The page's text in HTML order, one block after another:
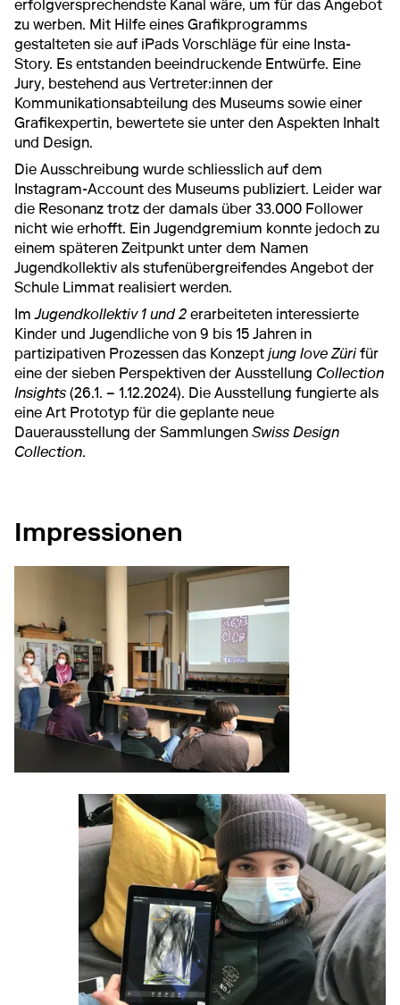
erfolgversprechendste Kanal wäre, um für das Angebot
zu werben. Mit Hilfe eines Grafikprogramms
gestalteten sie auf iPads Vorschläge für eine Insta-
Story. Es entstanden beeindruckende Entwürfe. Eine
Jury, bestehend aus Vertreter:innen der
Kommunikationsabteilung des Museums sowie einer
Grafikexpertin, bewertete sie unter den Aspekten Inhalt
und Design.
Die Ausschreibung wurde schliesslich auf dem
Instagram-Account des Museums publiziert. Leider war
die Resonanz trotz der damals über 33.000 Follower
nicht wie erhofft. Ein Jugendgremium konnte jedoch zu
einem späteren Zeitpunkt unter dem Namen
Jugendkollektiv als stufenübergreifendes Angebot der
Schule Limmat realisiert werden.
ImJugendkollektiv 1 und 2 erarbeiteten interessierte
Kinder und Jugendliche von 9 bis 15 Jahren in
partizipativen Prozessen das Konzept jung love Züri für
eine der sieben Perspektiven der Ausstellung Collection
Insights (26.1. – 1.12.2024). Die Ausstellung fungierte als
eine Art Prototyp für die geplante neue
Dauerausstellung der Sammlungen Swiss Design
Collection.
Impressionen